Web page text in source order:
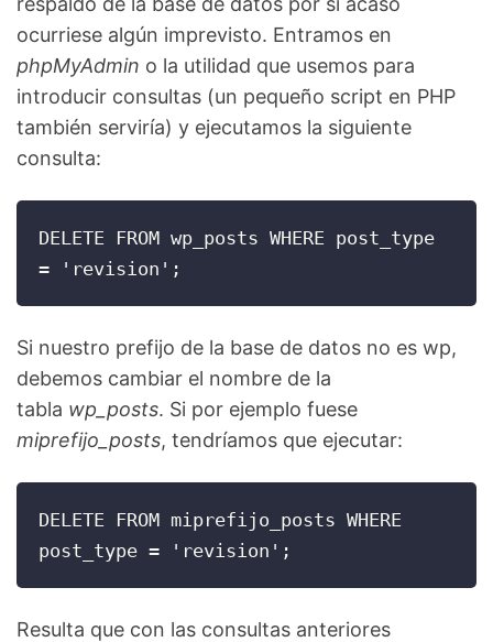
ocurriese algún imprevisto. Entramos en
phpMyAdmin o la utilidad que usemos para
introducir consultas (un pequeño script en PHP
también serviría) y ejecutamos la siguiente
consulta:
DELETE FROM wp_posts WHERE post_type
= 'revision';
Si nuestro prefijo de la base de datos no es wp,
debemos cambiar el nombre de la
tabla wp_posts. Si por ejemplo fuese
miprefijo_posts, tendríamos que ejecutar:
DELETE FROM miprefijo_posts WHERE
post_type = 'revision';
Resulta que con las consultas anteriores